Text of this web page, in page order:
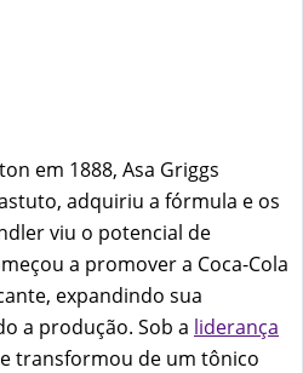
em 1888, Asa Griggs
adquiriu a fórmula e os
viu o potencial de
a promover a Coca-Cola
expandindo sua
a produção. Sob a liderança
transformou de um tônico